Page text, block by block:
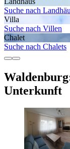
Suche nach
Villa
Suche nach Villen
Chalet
Suche nach Chalets
Unterkunft